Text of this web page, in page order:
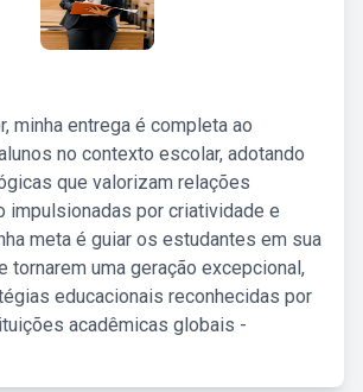
minha entrega é completa ao
no contexto escolar, adotando
que valorizam relações
impulsionadas por criatividade e
meta é guiar os estudantes em sua
tornarem uma geração excepcional,
educacionais reconhecidas por
acadêmicas globais -